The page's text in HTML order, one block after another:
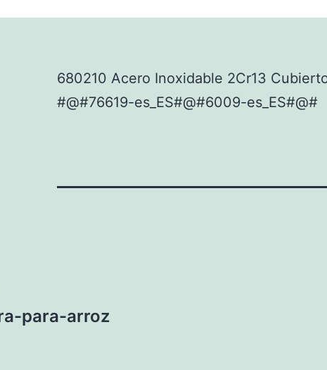
680210 Acero Inoxidable 2Cr13
#@#76619-es_ES#@#6009-es_ES#@#
para-arroz